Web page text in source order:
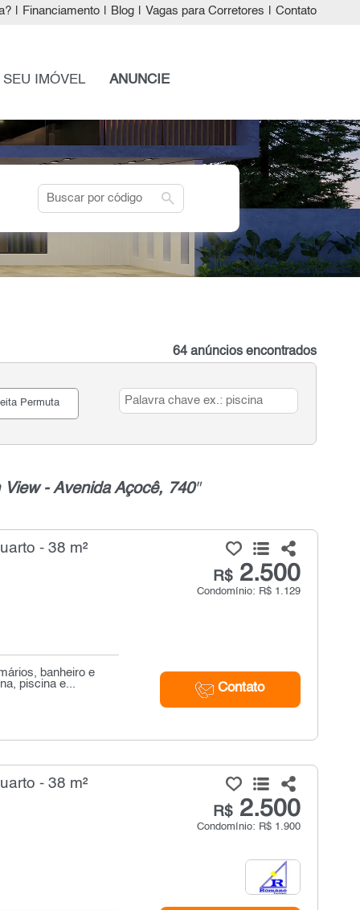
Financiamento Blog Vagas para Corretores Contato
SEU IMÓVEL ANUNCIE
search
64 anúncios encontrados
Permuta
- Avenida Açocê, 740"
- 38 m²
R$2.500
Condomínio: R$ 1.129
Contato
banheiro e
piscina e...
- 38 m²
R$2.500
Condomínio: R$ 1.900